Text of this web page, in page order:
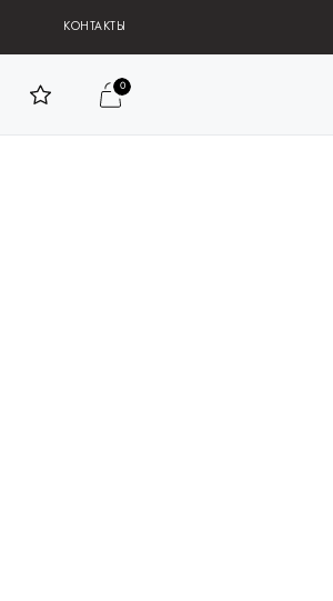
КОНТАКТЫ
0